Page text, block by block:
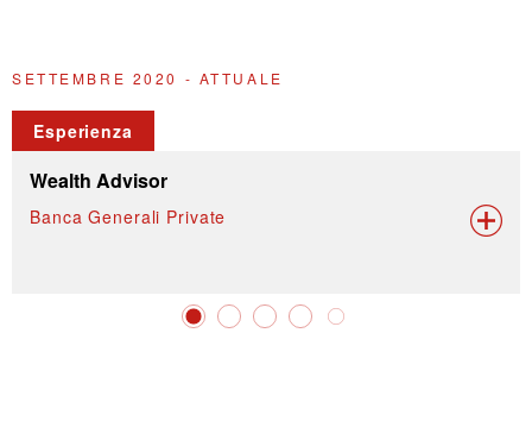
SETTEMBRE 2020 - ATTUALE
Esperienza
Wealth Advisor
Banca Generali Private